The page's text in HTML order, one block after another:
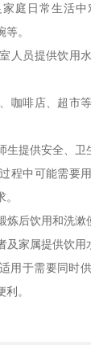
庭日常生活
。
人员提供饮用
咖啡店、超市
生提供安全、卫
程中可能需要
后饮用和洗漱
及家属提供饮用
用于需要同时
。